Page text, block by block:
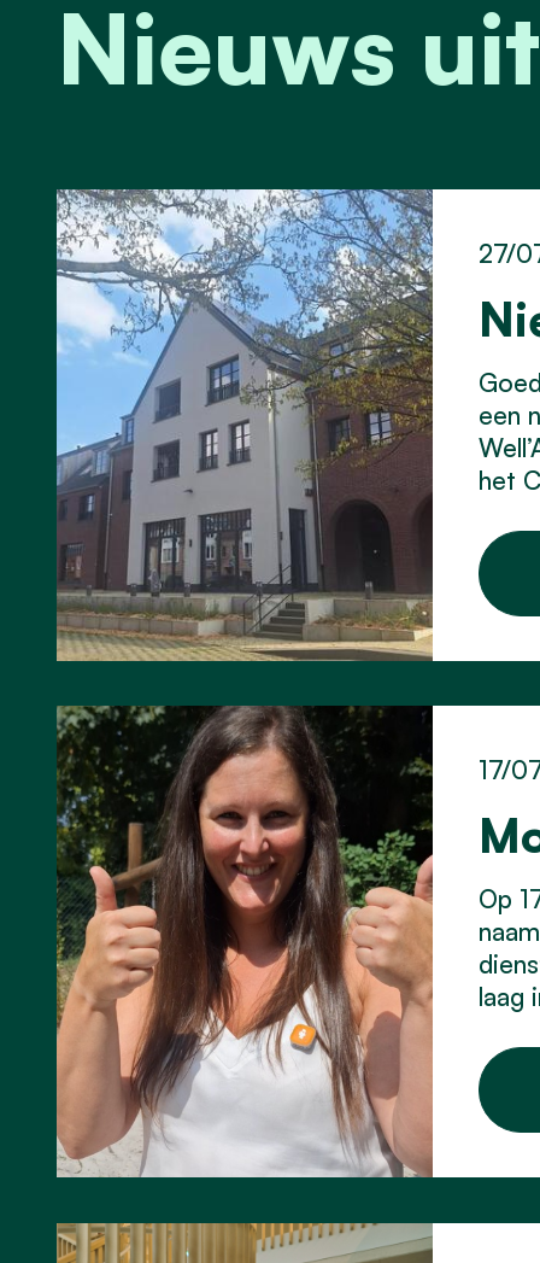
Nieuws
27/
een
het
17/
Op
laag